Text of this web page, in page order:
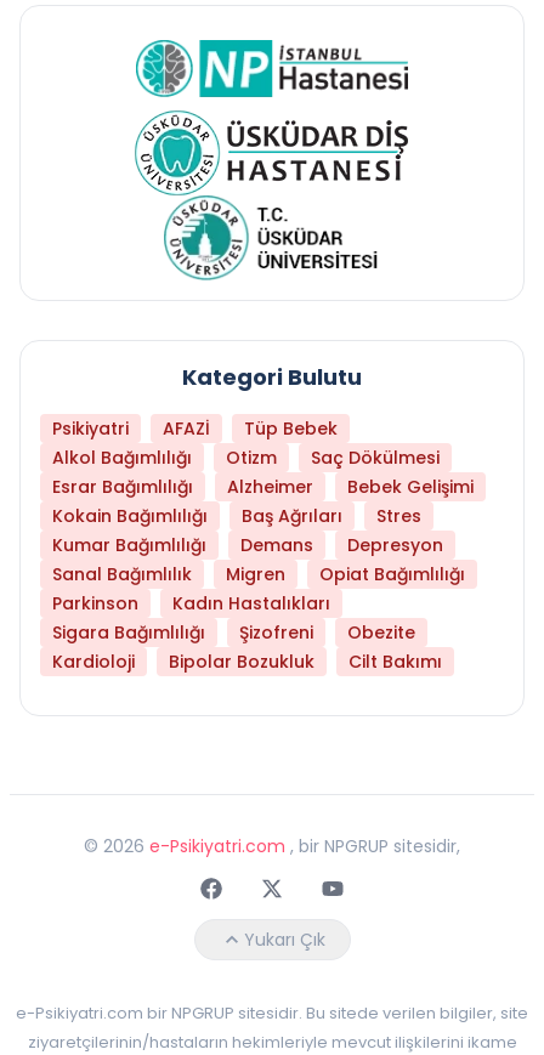
Kategori Bulutu
Psikiyatri AFAZİ
Tüp Bebek
Alkol Bağımlılığı
Otizm
Saç Dökülmesi
Esrar Bağımlılığı
Alzheimer
Bebek Gelişimi
Kokain Bağımlılığı
Baş Ağrıları
Stres
Kumar Bağımlılığı
Demans
Depresyon
Sanal Bağımlılık
Migren
Opiat Bağımlılığı
Parkinson
Kadın Hastalıkları
Sigara Bağımlılığı
Şizofreni
Obezite
Kardioloji
Bipolar Bozukluk Cilt Bakımı
© 2026 e-Psikiyatri.com , bir NPGRUP sitesidir,
FaceebokTwitterYoutube
Yukarı Çık
e-Psikiyatri.com bir NPGRUP sitesidir. Bu sitede verilen bilgiler, site
ziyaretçilerinin/hastaların hekimleriyle mevcut ilişkilerini ikame